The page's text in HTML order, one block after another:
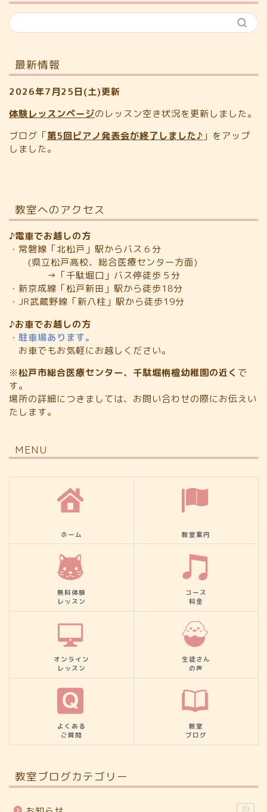
最新情報
2026年7月25日(土)更新
体験レッスンページのレッスン空き状況を更新しました。
ブログ「第5回ピアノ発表会が終了しました♪ 」をアップ
しました。
教室へのアクセス
♪電車でお越しの方
・常磐線「北松戸」駅からバス６分
(県立松戸高校、総合医療センター方面)
→「千駄堀口」バス停徒歩５分
・新京成線「松戸新田」駅から徒歩18分
・JR武蔵野線「新八柱」駅から徒歩19分
♪お車でお越しの方
・ 駐車場あります。
お車でもお気軽にお越しください。
※松戸市総合医療センター、千駄堀栴檀幼稚園の近く で
す。
場所の詳細につきましては、お問い合わせの際にお伝えい
たします。
MENU
ホーム 教室案内
無料体験
レッスン
コース
料金
オンライン
レッスン
生徒さん
の声
よくある
ご質問
教室
ブログ
教室ブログカテゴリー
39